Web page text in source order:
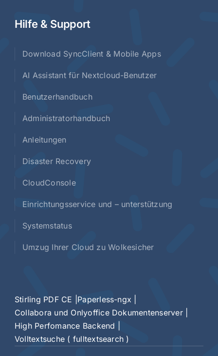
Hilfe & Support
Download SyncClient & Mobile Apps
AI Assistant für Nextcloud-Benutzer
Benutzerhandbuch
Administratorhandbuch
Anleitungen
Disaster Recovery
CloudConsole
Einrichtungsservice und – unterstützung
Systemstatus
Umzug Ihrer Cloud zu Wolkesicher
Stirling PDF CE | Paperless-ngx |
Collabora und Onlyoffice Dokumentenserver |
High Perfomance Backend |
Volltextsuche ( fulltextsearch )